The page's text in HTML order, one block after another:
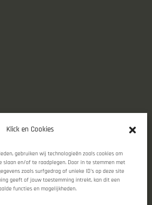
Klick en Cookies
gebruiken wij technologieën zoals cookies om
slaan en/of te raadplegen. Door in te stemmen met
zoals surfgedrag of unieke ID's op deze site
geeft of jouw toestemming intrekt, kan dit een
functies en mogelijkheden.